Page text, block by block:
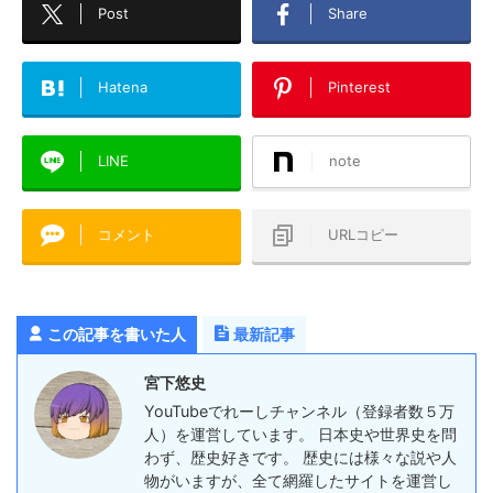
Post Share
Hatena Pinterest
LINE note
コメント URLコピー
この記事を書いた人 最新記事
宮下悠史
YouTubeでれーしチャンネル（登録者数５万
人）を運営しています。 日本史や世界史を問
わず、歴史好きです。 歴史には様々な説や人
物がいますが、全て網羅したサイトを運営し